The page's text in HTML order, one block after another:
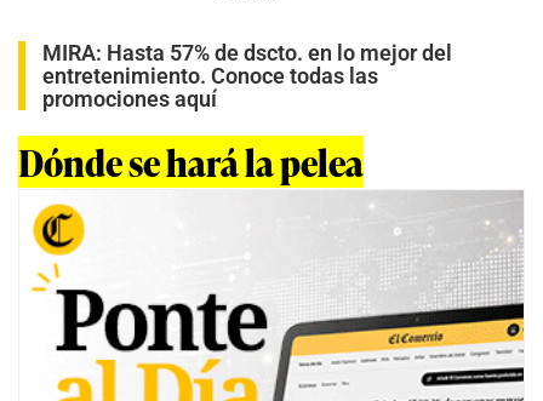
MIRA: Hasta 57% de dscto. en lo mejor del
entretenimiento. Conoce todas las
promociones aquí
Dónde se hará la pelea